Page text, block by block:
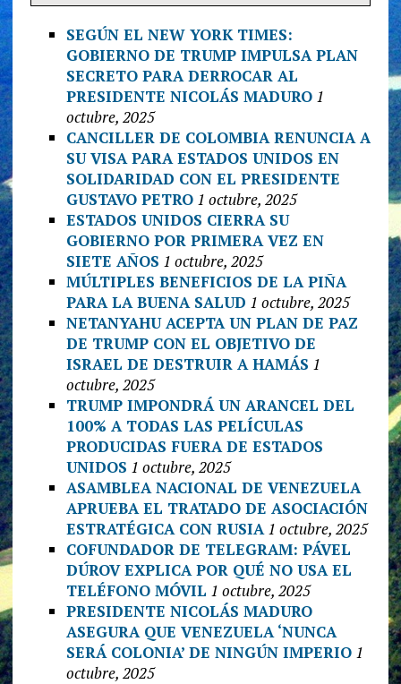
SEGÚN EL NEW YORK TIMES:
GOBIERNO DE TRUMP IMPULSA PLAN
SECRETO PARA DERROCAR AL
PRESIDENTE NICOLÁS MADURO 1
octubre, 2025
CANCILLER DE COLOMBIA RENUNCIA A
SU VISA PARA ESTADOS UNIDOS EN
SOLIDARIDAD CON EL PRESIDENTE
GUSTAVO PETRO 1 octubre, 2025
ESTADOS UNIDOS CIERRA SU
GOBIERNO POR PRIMERA VEZ EN
SIETE AÑOS 1 octubre, 2025
MÚLTIPLES BENEFICIOS DE LA PIÑA
PARA LA BUENA SALUD 1 octubre, 2025
NETANYAHU ACEPTA UN PLAN DE PAZ
DE TRUMP CON EL OBJETIVO DE
ISRAEL DE DESTRUIR A HAMÁS 1
octubre, 2025
TRUMP IMPONDRÁ UN ARANCEL DEL
100% A TODAS LAS PELÍCULAS
PRODUCIDAS FUERA DE ESTADOS
UNIDOS 1 octubre, 2025
ASAMBLEA NACIONAL DE VENEZUELA
APRUEBA EL TRATADO DE ASOCIACIÓN
ESTRATÉGICA CON RUSIA 1 octubre, 2025
COFUNDADOR DE TELEGRAM: PÁVEL
DÚROV EXPLICA POR QUÉ NO USA EL
TELÉFONO MÓVIL 1 octubre, 2025
PRESIDENTE NICOLÁS MADURO
ASEGURA QUE VENEZUELA ‘NUNCA
SERÁ COLONIA’ DE NINGÚN IMPERIO 1
octubre, 2025